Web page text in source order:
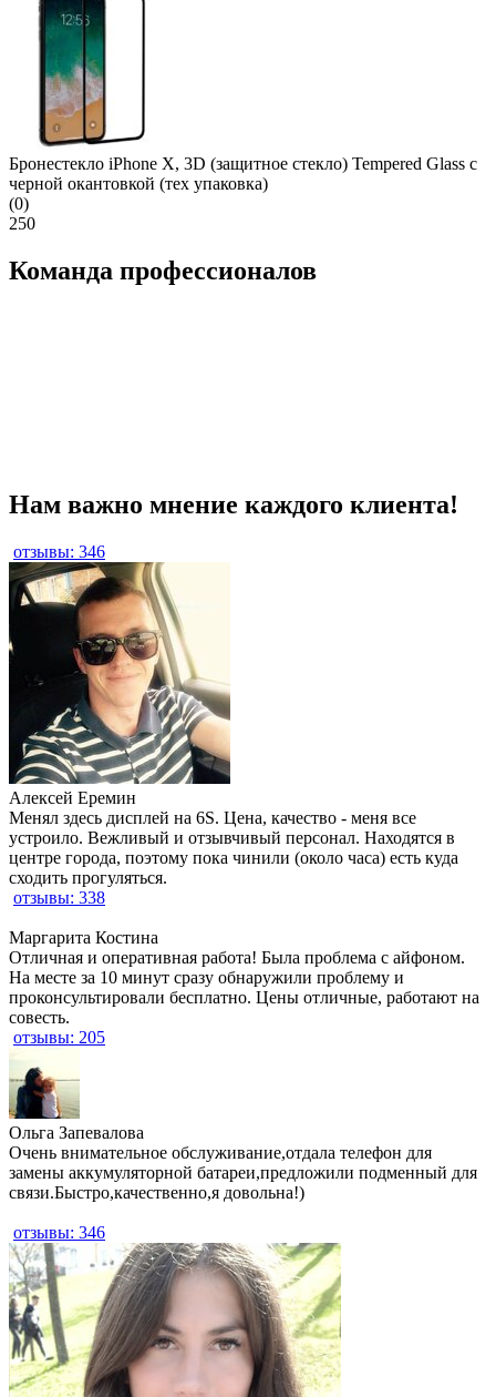
Бронестекло iPhone X, 3D (защитное стекло) Tempered Glass с
черной окантовкой (тех упаковка)
(0)
250
Команда профессионалов
Нам важно мнение каждого клиента!
отзывы: 346
Алексей Еремин
Менял здесь дисплей на 6S. Цена, качество - меня все
устроило. Вежливый и отзывчивый персонал. Находятся в
центре города, поэтому пока чинили (около часа) есть куда
сходить прогуляться.
отзывы: 338
Маргарита Костина
Отличная и оперативная работа! Была проблема с айфоном.
На месте за 10 минут сразу обнаружили проблему и
проконсультировали бесплатно. Цены отличные, работают на
совесть.
отзывы: 205
​Ольга Запевалова
Очень внимательное обслуживание,отдала телефон для
замены аккумуляторной батареи,предложили подменный для
связи.Быстро,качественно,я довольна!)
отзывы: 346